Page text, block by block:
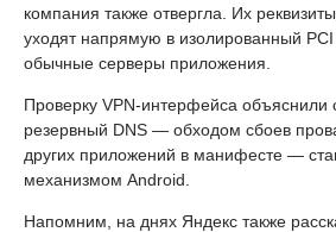
компания также отвергла. Их
уходят напрямую в изолированный PCI
обычные серверы приложения.
Проверку VPN-интерфейса объяснили
резервный DNS — обходом сбоев
других приложений в манифесте —
механизмом Android.
Напомним, на днях Яндекс также